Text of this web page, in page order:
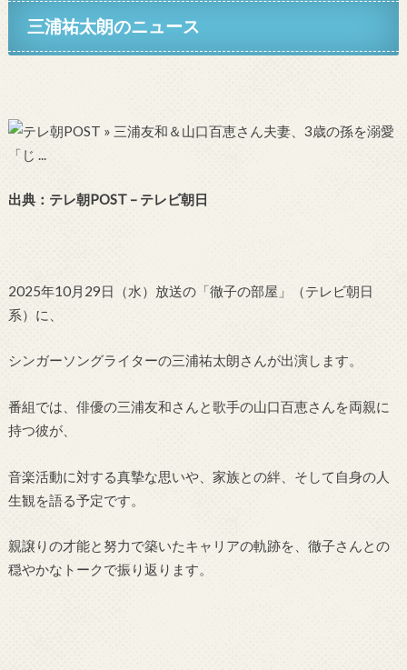
三浦祐太朗のニュース
出典：テレ朝POST – テレビ朝日
2025年10月29日（水）放送の「徹子の部屋」（テレビ朝日
系）に、
シンガーソングライターの三浦祐太朗さんが出演します。
番組では、俳優の三浦友和さんと歌手の山口百恵さんを両親に
持つ彼が、
音楽活動に対する真摯な思いや、家族との絆、そして自身の人
生観を語る予定です。
親譲りの才能と努力で築いたキャリアの軌跡を、徹子さんとの
穏やかなトークで振り返ります。